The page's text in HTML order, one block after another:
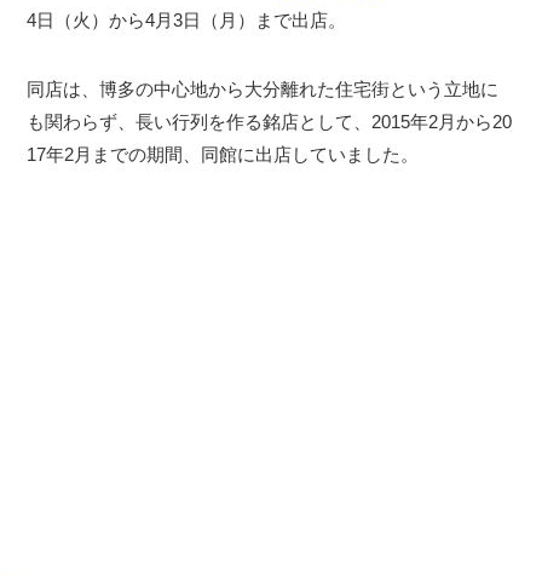
4日（火）から4月3日（月）まで出店。
同店は、博多の中心地から大分離れた住宅街という立地に
も関わらず、長い行列を作る銘店として、2015年2月から20
17年2月までの期間、同館に出店していました。